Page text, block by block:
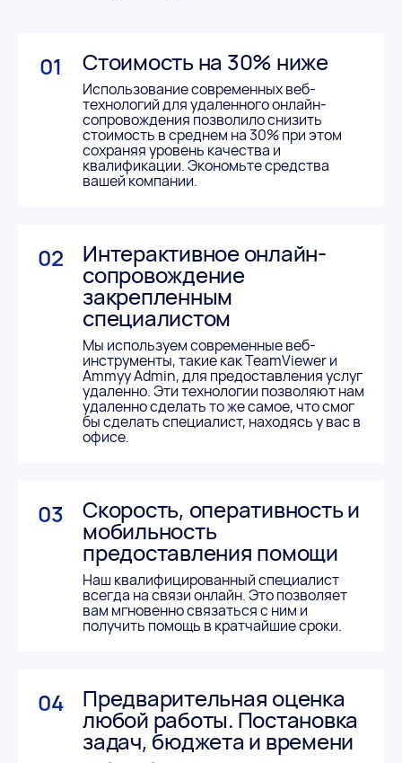
01 Стоимость на 30% ниже
Использование современных веб-
технологий для удаленного онлайн-
сопровождения позволило снизить
стоимость в среднем на 30% при этом
сохраняя уровень качества и
квалификации. Экономьте средства
вашей компании.
02 Интерактивное онлайн-
сопровождение
закрепленным
специалистом
Мы используем современные веб-
инструменты, такие как TeamViewer и
Ammyy Admin, для предоставления услуг
удаленно. Эти технологии позволяют нам
удаленно сделать то же самое, что смог
бы сделать специалист, находясь у вас в
офисе.
03 Скорость, оперативность и
мобильность
предоставления помощи
Наш квалифицированный специалист
всегда на связи онлайн. Это позволяет
вам мгновенно связаться с ним и
получить помощь в кратчайшие сроки.
04 Предварительная оценка
любой работы. Постановка
задач, бюджета и времени